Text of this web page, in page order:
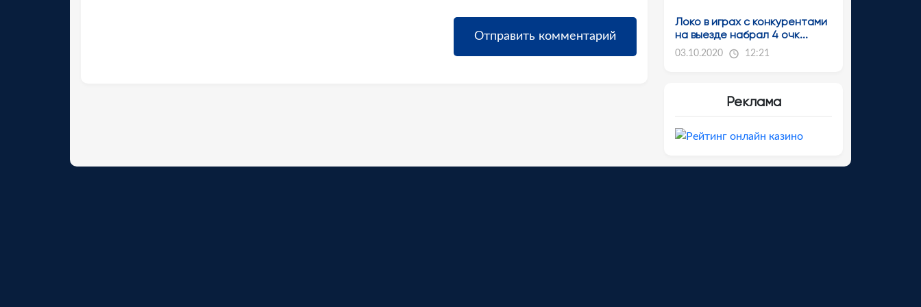
Локо в играх с конкурентами
на выезде набрал 4 очк...
03.10.2020 12:21
Реклама